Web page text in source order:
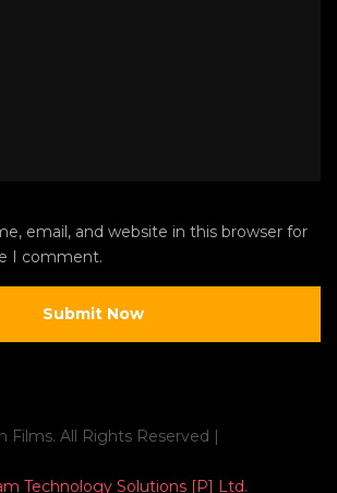
email, and website in this browser for
I comment.
Films. All Rights Reserved |
Technology Solutions [P] Ltd.